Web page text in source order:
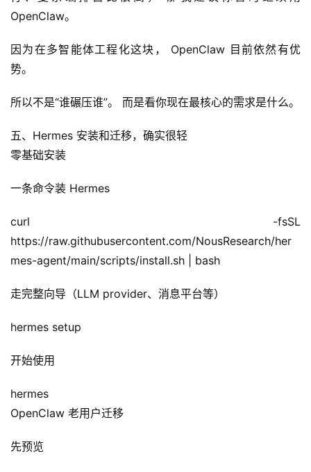
软
件
用
务
目
词
开
源
码
用
链
接
OpenClaw。
因为在多智能体工程化这块， OpenClaw 目前依然有优
势。
所以不是“谁碾压谁”。 而是看你现在最核心的需求是什么。
五、Hermes 安装和迁移，确实很轻
零基础安装
一条命令装 Hermes
curl -fsSL
https://raw.githubusercontent.com/NousResearch/her
mes-agent/main/scripts/install.sh | bash
走完整向导（LLM provider、消息平台等）
hermes setup
开始使用
hermes
OpenClaw 老用户迁移
先预览